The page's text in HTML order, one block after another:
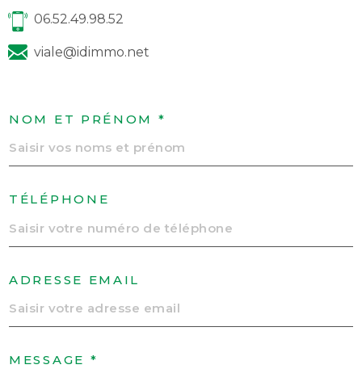
06.52.49.98.52
viale@idimmo.net
NOM ET PRÉNOM *
TÉLÉPHONE
ADRESSE EMAIL
MESSAGE *